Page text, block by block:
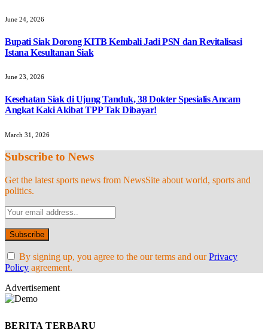
June 24, 2026
Bupati Siak Dorong KITB Kembali Jadi PSN dan Revitalisasi
Istana Kesultanan Siak
June 23, 2026
Kesehatan Siak di Ujung Tanduk, 38 Dokter Spesialis Ancam
Angkat Kaki Akibat TPP Tak Dibayar!
March 31, 2026
Subscribe to News
Get the latest sports news from NewsSite about world, sports and
politics.
By signing up, you agree to the our terms and ourPrivacy
Policy agreement.
Advertisement
BERITA TERBARU